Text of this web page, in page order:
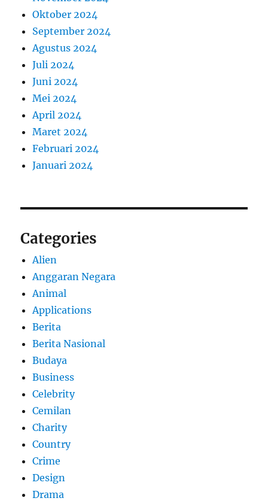
Oktober 2024
September 2024
Agustus 2024
Juli 2024
Juni 2024
Mei 2024
April 2024
Maret 2024
Februari 2024
Januari 2024
Categories
Alien
Anggaran Negara
Animal
Applications
Berita
Berita Nasional
Budaya
Business
Celebrity
Cemilan
Charity
Country
Crime
Design
Drama